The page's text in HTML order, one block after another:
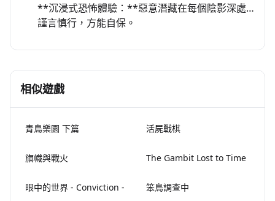
**沉浸式恐怖體驗：**惡意潛藏在每個陰影深處…
謹言慎行，方能自保。
相似遊戲
青鳥樂園 下篇 活屍戰棋
旗幟與戰火 The Gambit Lost to Time
眼中的世界 - Conviction - 笨鳥調查中